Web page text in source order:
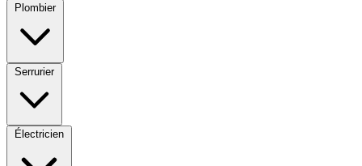
Plombier
Serrurier
Électricien